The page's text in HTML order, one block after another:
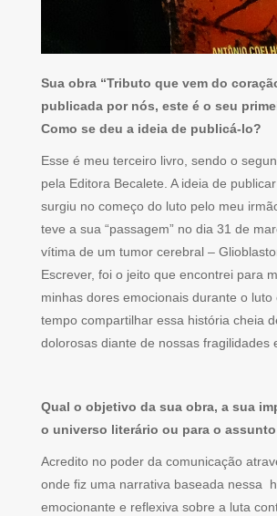
Sua obra “Tributo que vem do
publicada por nós, este é o seu
Como se deu a ideia de publicá-lo?
Esse é meu terceiro livro, sendo o
pela Editora Becalete. A ideia de
surgiu no começo do luto pelo meu
teve a sua “passagem” no dia 31 de
vítima de um tumor cerebral –
Escrever, foi o jeito que encontrei para
minhas dores emocionais durante o luto
tempo compartilhar essa história cheia
dolorosas diante de nossas fragilidades
Qual o objetivo da sua obra, a sua
o universo literário ou para o
Acredito no poder da comunicação
onde fiz uma narrativa baseada nessa
emocionante e reflexiva sobre a luta